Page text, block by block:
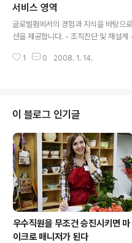
위기를 극복하기 위해 반드시 갖춰야
G, LG전자, 삼성전기, SK텔레콤 등 국
오 플래닝 워크샵과 프로젝트를 진행한
서비스 영역
글로벌펌에서의 경험과 지식을 바탕으
션을 제공합니다. - 조직진단 및 재설
보다 정교한 전략 수립이 될 수 있도
립니다. 인퓨처컨설팅의 전문지식을 심
자 합니다. - 컨설팅 및 문제해결 방법론
1 0 2008. 1. 14.
이 블로그 인기글
우수직원을 무조건 승진시키면 마
이크로 매니저가 된다